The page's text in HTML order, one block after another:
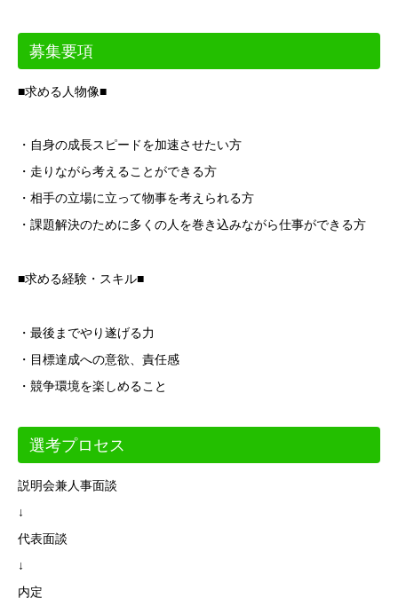
募集要項
■求める人物像■
・自身の成長スピードを加速させたい方
・走りながら考えることができる方
・相手の立場に立って物事を考えられる方
・課題解決のために多くの人を巻き込みながら仕事ができる方
■求める経験・スキル■
・最後までやり遂げる力
・目標達成への意欲、責任感
・競争環境を楽しめること
選考プロセス
説明会兼人事面談
↓
代表面談
↓
内定